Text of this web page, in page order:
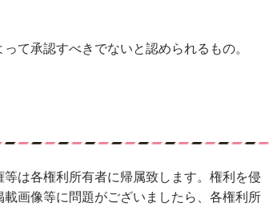
て承認すべきでないと認められるもの。
は各権利所有者に帰属致します。権利を侵
画像等に問題がございましたら、各権利所